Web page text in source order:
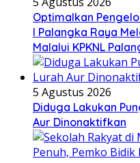
Optimalkan
I Palangka Raya
Malalui KPKNL
5 Agustus 2026
Diduga Lakukan
Aur Dinonaktifkan